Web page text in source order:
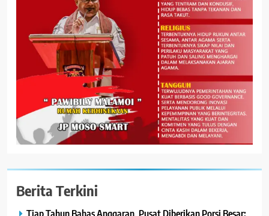
Berita Terkini